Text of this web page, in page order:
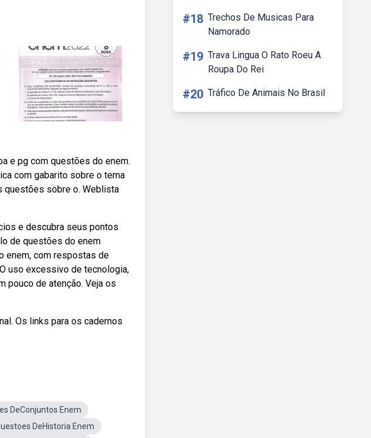
e pg com questões do enem.
com gabarito sobre o tema
questões sobre o. Weblista
e descubra seus pontos
de questões do enem
enem, com respostas de
uso excessivo de tecnologia,
pouco de atenção. Veja os
Os links para os cadernos
DeConjuntos Enem
DeHistoria Enem
#18 Trechos De Musicas Para
Namorado
#19 Trava Lingua O Rato Roeu A
Roupa Do Rei
#20 Tráfico De Animais No Brasil